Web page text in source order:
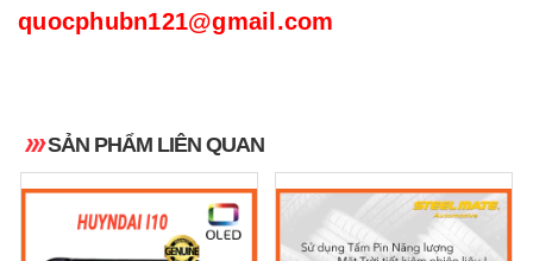
quocphubn121@gmail.com
SẢN PHẨM LIÊN QUAN